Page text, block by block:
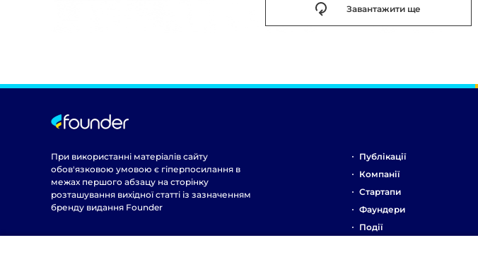
Завантажити ще
При використанні матеріалів сайту
обов'язковою умовою є гіперпосилання в
межах першого абзацу на сторінку
розташування вихідної статті із зазначенням
бренду видання Founder
Публікації
Компанії
Стартапи
Фаундери
Події